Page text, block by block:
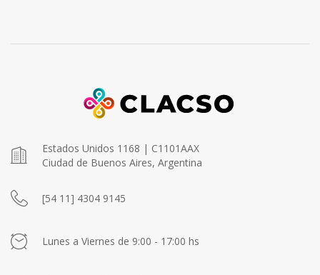
Estados Unidos 1168 | C1101AAX
Ciudad de Buenos Aires, Argentina
[54 11] 4304 9145
Lunes a Viernes de 9:00 - 17:00 hs